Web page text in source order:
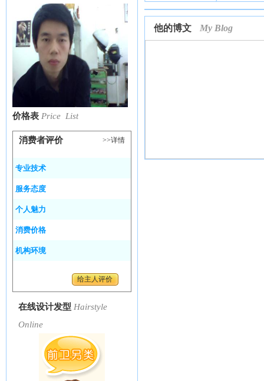
价格表 Price List
消费者评价 >>详情
专业技术
服务态度
个人魅力
消费价格
机构环境
给主人评价
在线设计发型 Hairstyle
Online
他的博文 My Blog